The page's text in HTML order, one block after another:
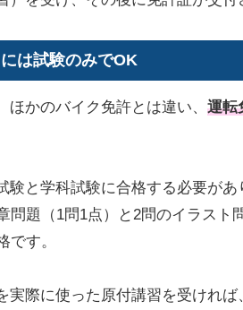
は試験のみでOK
ほかのバイク免許とは違い、 運転
験と学科試験に合格する必要があ
問題（1問1点）と2問のイラスト
です。
実際に使った原付講習を受ければ